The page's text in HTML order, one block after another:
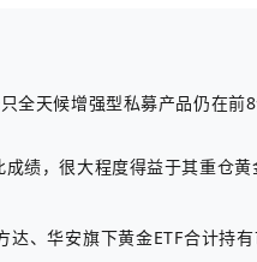
全天候增强型私募产品仍在前
绩，很大程度得益于其重仓黄
、华安旗下黄金ETF合计持